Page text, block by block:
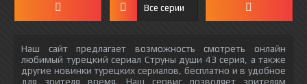
Все серии
Наш сайт предлагает возможность смотреть онлайн
любимый турецкий сериал Струны души 43 серия, а также
другие новинки турецких сериалов, бесплатно и в удобное
для зрителя время. Наш сервис позволяет зрителям